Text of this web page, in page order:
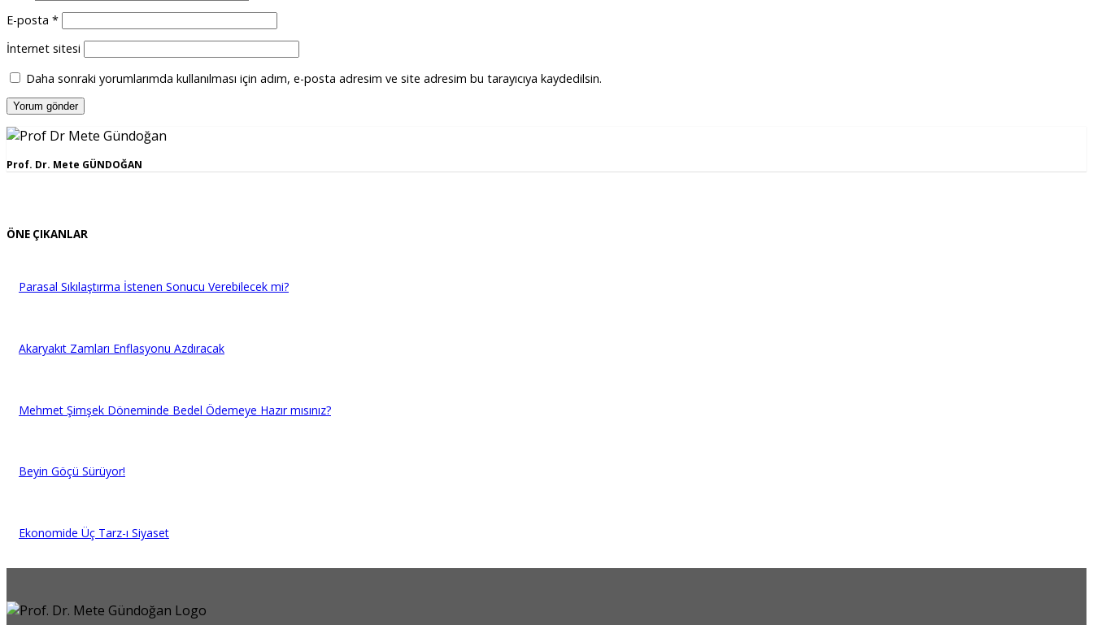
E-posta *
İnternet sitesi
Daha sonraki yorumlarımda kullanılması için adım, e-posta adresim ve site adresim bu tarayıcıya kaydedilsin.
Prof. Dr. Mete GÜNDOĞAN
ÖNE ÇIKANLAR
Parasal Sıkılaştırma İstenen Sonucu Verebilecek mi?
Akaryakıt Zamları Enflasyonu Azdıracak
Mehmet Şimşek Döneminde Bedel Ödemeye Hazır mısınız?
Beyin Göçü Sürüyor!
Ekonomide Üç Tarz-ı Siyaset